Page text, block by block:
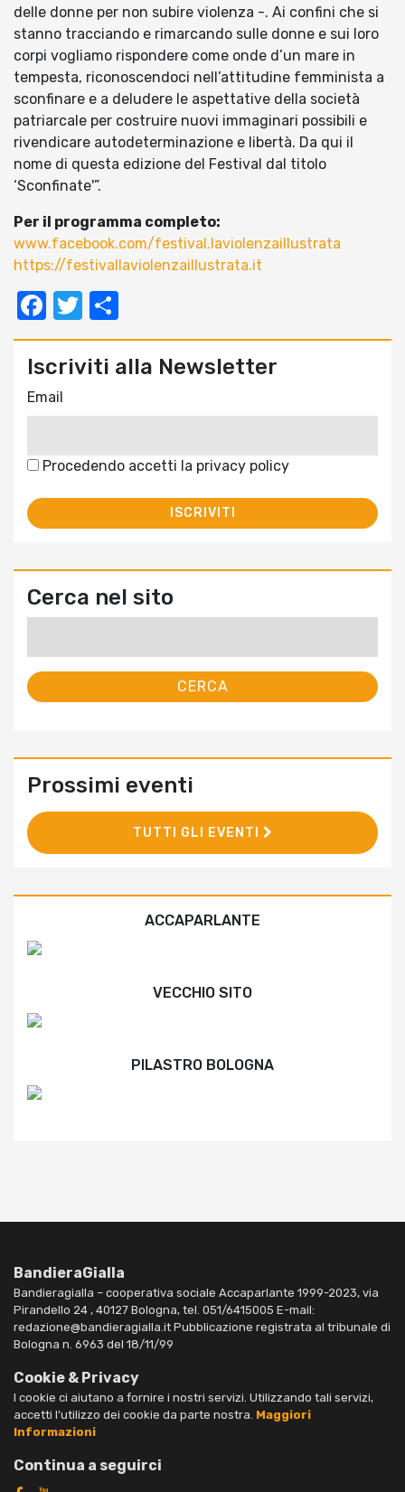
delle donne per non subire violenza -. Ai confini che si
stanno tracciando e rimarcando sulle donne e sui loro
corpi vogliamo rispondere come onde d’un mare in
tempesta, riconoscendoci nell’attitudine femminista a
sconfinare e a deludere le aspettative della società
patriarcale per costruire nuovi immaginari possibili e
rivendicare autodeterminazione e libertà. Da qui il
nome di questa edizione del Festival dal titolo
‘Sconfinate'”.
Per il programma completo:
www.facebook.com/festival.laviolenzaillustrata
https://festivallaviolenzaillustrata.it
Facebook
Twitter
Iscriviti alla Newsletter
Email
Procedendo accetti la privacy policy
Cerca nel sito
Prossimi eventi
TUTTI GLI EVENTI
ACCAPARLANTE
VECCHIO SITO
PILASTRO BOLOGNA
BandieraGialla
Bandieragialla – cooperativa sociale Accaparlante 1999-2023, via
Pirandello 24 , 40127 Bologna, tel. 051/6415005 E-mail:
redazione@bandieragialla.it Pubblicazione registrata al tribunale di
Bologna n. 6963 del 18/11/99
Cookie & Privacy
I cookie ci aiutano a fornire i nostri servizi. Utilizzando tali servizi,
accetti l’utilizzo dei cookie da parte nostra. Maggiori
Informazioni
Continua a seguirci